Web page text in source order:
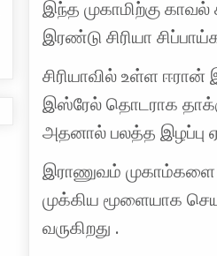
இந்த முகாமிற்கு
இரண்டு சிரியா
சிரியாவில் உள்ள
இஸ்ரேல் தொடராக
அதனால் பலத்த இழப்பு
இராணுவம் முகாம்களை
முக்கிய மூளையாக
வருகிறது .